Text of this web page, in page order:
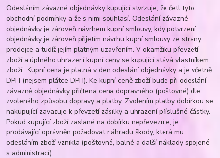
Odesláním závazné objednávky kupující stvrzuje, že četl tyto
obchodní podmínky a že s nimi souhlasí. Odeslání závazné
objednávky je zároveň návrhem kupní smlouvy, kdy potvrzení
objednávky je zároveň přijetím návrhu kupní smlouvy ze strany
prodejce a tudíž jejím platným uzavřením. V okamžiku převzetí
zboží a úplného uhrazení kupní ceny se kupující stává vlastníkem
zboží. Kupní cena je platná v den odeslání objednávky a je včetně
DPH (nejsem plátce DPH). Ke kupní ceně zboží bude při odeslání
závazné objednávky přičtena cena dopravného (poštovné) dle
zvoleného způsobu dopravy a platby. Zvolením platby dobírkou se
nakupující zavazuje k převzetí zásilky a uhrazení příslušné částky.
Pokud kupující zboží zaslané na dobírku nepřevezme, je
prodávající oprávněn požadovat náhradu škody, která mu
odesláním zboží vznikla (poštovné, balné a další náklady spojené
s administrací).